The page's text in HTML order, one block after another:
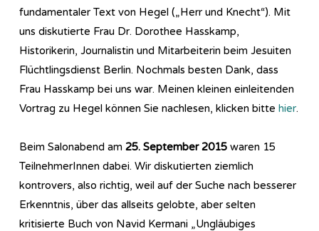
fundamentaler Text von Hegel („Herr und Knecht“). Mit
uns diskutierte Frau Dr. Dorothee Hasskamp,
Historikerin, Journalistin und Mitarbeiterin beim Jesuiten
Flüchtlingsdienst Berlin. Nochmals besten Dank, dass
Frau Hasskamp bei uns war. Meinen kleinen einleitenden
Vortrag zu Hegel können Sie nachlesen, klicken bitte hier.
Beim Salonabend am 25. September 2015 waren 15
TeilnehmerInnen dabei. Wir diskutierten ziemlich
kontrovers, also richtig, weil auf der Suche nach besserer
Erkenntnis, über das allseits gelobte, aber selten
kritisierte Buch von Navid Kermani „Ungläubiges